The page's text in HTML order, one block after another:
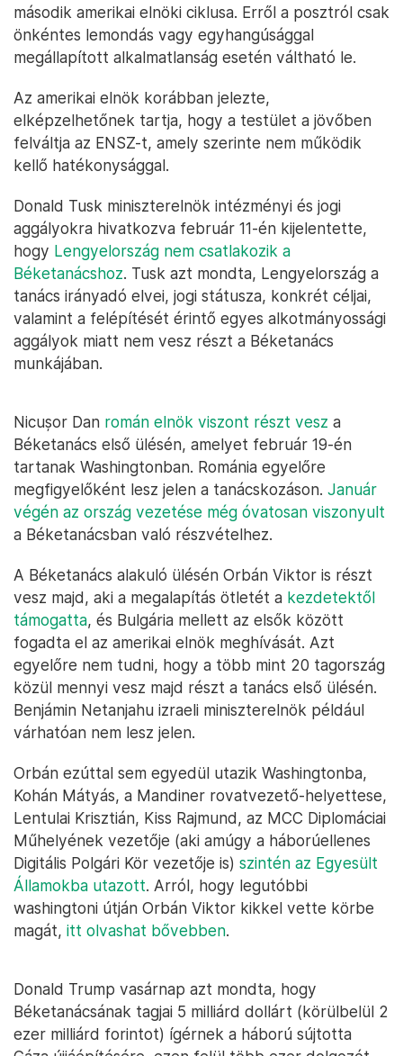
második amerikai elnöki ciklusa. Erről a posztról csak
önkéntes lemondás vagy egyhangúsággal
megállapított alkalmatlanság esetén váltható le.
Az amerikai elnök korábban jelezte,
elképzelhetőnek tartja, hogy a testület a jövőben
felváltja az ENSZ-t, amely szerinte nem működik
kellő hatékonysággal.
Donald Tusk miniszterelnök intézményi és jogi
aggályokra hivatkozva február 11-én kijelentette,
hogy Lengyelország nem csatlakozik a
Béketanácshoz. Tusk azt mondta, Lengyelország a
tanács irányadó elvei, jogi státusza, konkrét céljai,
valamint a felépítését érintő egyes alkotmányossági
aggályok miatt nem vesz részt a Béketanács
munkájában.
Nicușor Dan román elnök viszont részt vesz a
Béketanács első ülésén, amelyet február 19-én
tartanak Washingtonban. Románia egyelőre
megfigyelőként lesz jelen a tanácskozáson. Január
végén az ország vezetése még óvatosan viszonyult
a Béketanácsban való részvételhez.
A Béketanács alakuló ülésén Orbán Viktor is részt
vesz majd, aki a megalapítás ötletét a kezdetektől
támogatta, és Bulgária mellett az elsők között
fogadta el az amerikai elnök meghívását. Azt
egyelőre nem tudni, hogy a több mint 20 tagország
közül mennyi vesz majd részt a tanács első ülésén.
Benjámin Netanjahu izraeli miniszterelnök például
várhatóan nem lesz jelen.
Orbán ezúttal sem egyedül utazik Washingtonba,
Kohán Mátyás, a Mandiner rovatvezető-helyettese,
Lentulai Krisztián, Kiss Rajmund, az MCC Diplomáciai
Műhelyének vezetője (aki amúgy a háborúellenes
Digitális Polgári Kör vezetője is) szintén az Egyesült
Államokba utazott. Arról, hogy legutóbbi
washingtoni útján Orbán Viktor kikkel vette körbe
magát, itt olvashat bővebben.
Donald Trump vasárnap azt mondta, hogy
Béketanácsának tagjai 5 milliárd dollárt (körülbelül 2
ezer milliárd forintot) ígérnek a háború sújtotta